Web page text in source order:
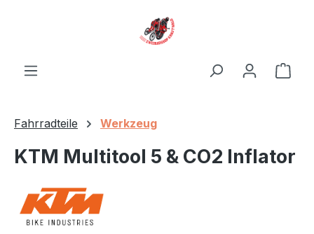
Fahrradteile Werkzeug
KTM Multitool 5 & CO2 Inflator